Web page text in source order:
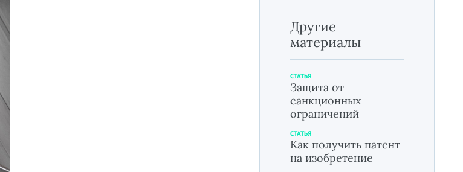
Другие
материалы
СТАТЬЯ
Защита от
санкционных
ограничений
СТАТЬЯ
Как получить патент
на изобретение